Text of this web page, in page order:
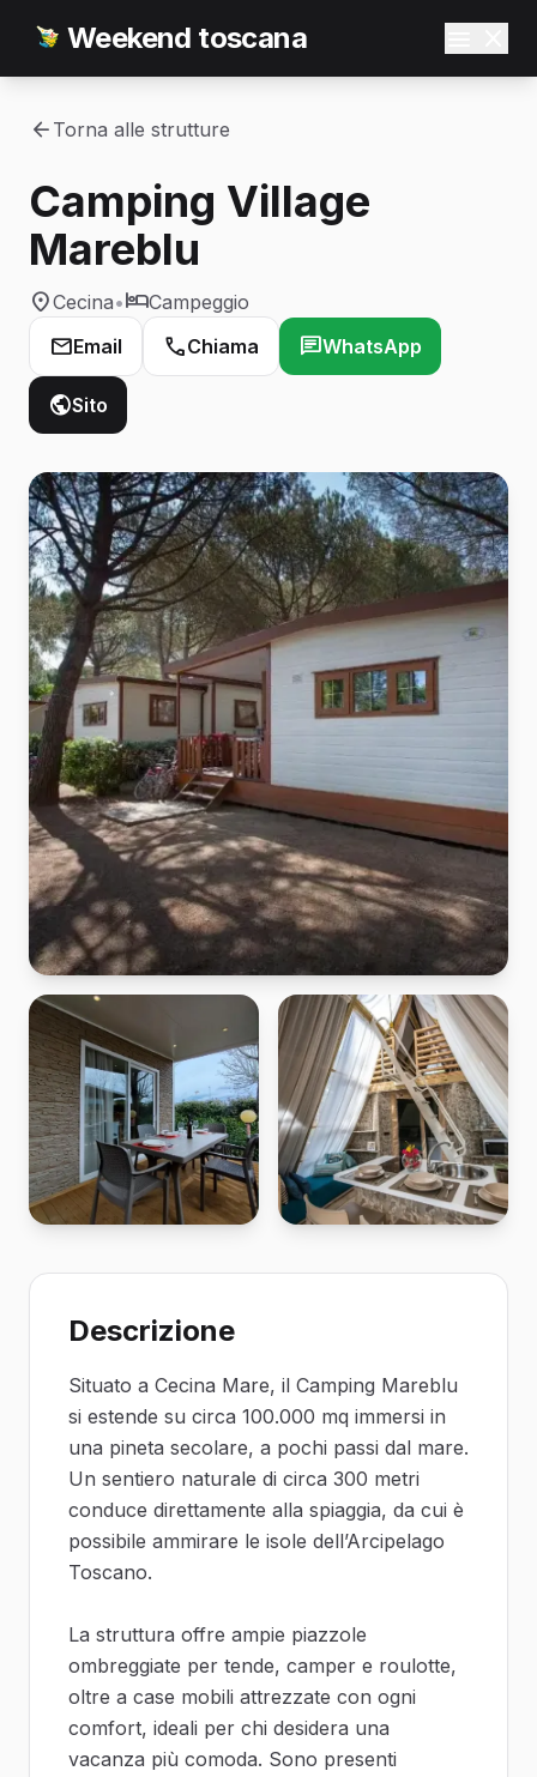
Weekend toscana
Torna alle strutture
Camping Village
Mareblu
Cecina•
Campeggio
Email
Chiama WhatsApp
Sito
Descrizione
Situato a Cecina Mare, il Camping Mareblu
si estende su circa 100.000 mq immersi in
una pineta secolare, a pochi passi dal mare.
Un sentiero naturale di circa 300 metri
conduce direttamente alla spiaggia, da cui è
possibile ammirare le isole dell’Arcipelago
Toscano.
La struttura offre ampie piazzole
ombreggiate per tende, camper e roulotte,
oltre a case mobili attrezzate con ogni
comfort, ideali per chi desidera una
vacanza più comoda. Sono presenti